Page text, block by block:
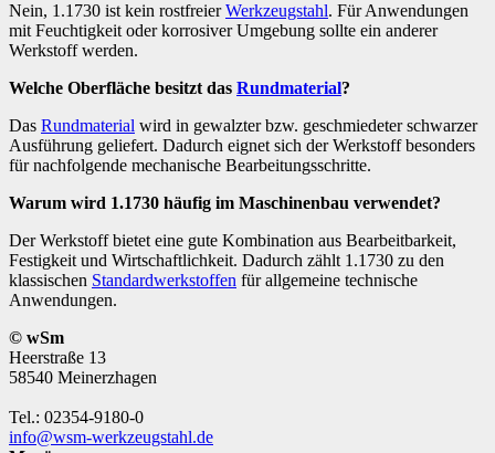
Nein, 1.1730 ist kein rostfreierWerkzeugstahl. Für Anwendungen
mit Feuchtigkeit oder korrosiver Umgebung sollte ein anderer
Werkstoff werden.
Welche Oberfläche besitzt das Rundmaterial?
Das Rundmaterial wird in gewalzter bzw. geschmiedeter schwarzer
Ausführung geliefert. Dadurch eignet sich der Werkstoff besonders
für nachfolgende mechanische Bearbeitungsschritte.
Warum wird 1.1730 häufig im Maschinenbau verwendet?
Der Werkstoff bietet eine gute Kombination aus Bearbeitbarkeit,
Festigkeit und Wirtschaftlichkeit. Dadurch zählt 1.1730 zu den
klassischen Standardwerkstoffen für allgemeine technische
Anwendungen.
© wSm
Heerstraße 13
58540 Meinerzhagen
Tel.: 02354-9180-0
info@wsm-werkzeugstahl.de